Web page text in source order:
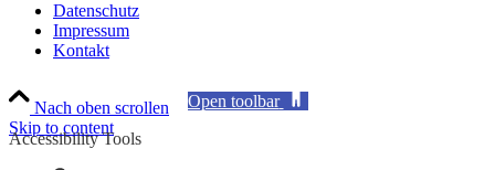
Datenschutz
Impressum
Kontakt
Nach oben scrollen
Skip to content
Open toolbar
Accessibility Tools